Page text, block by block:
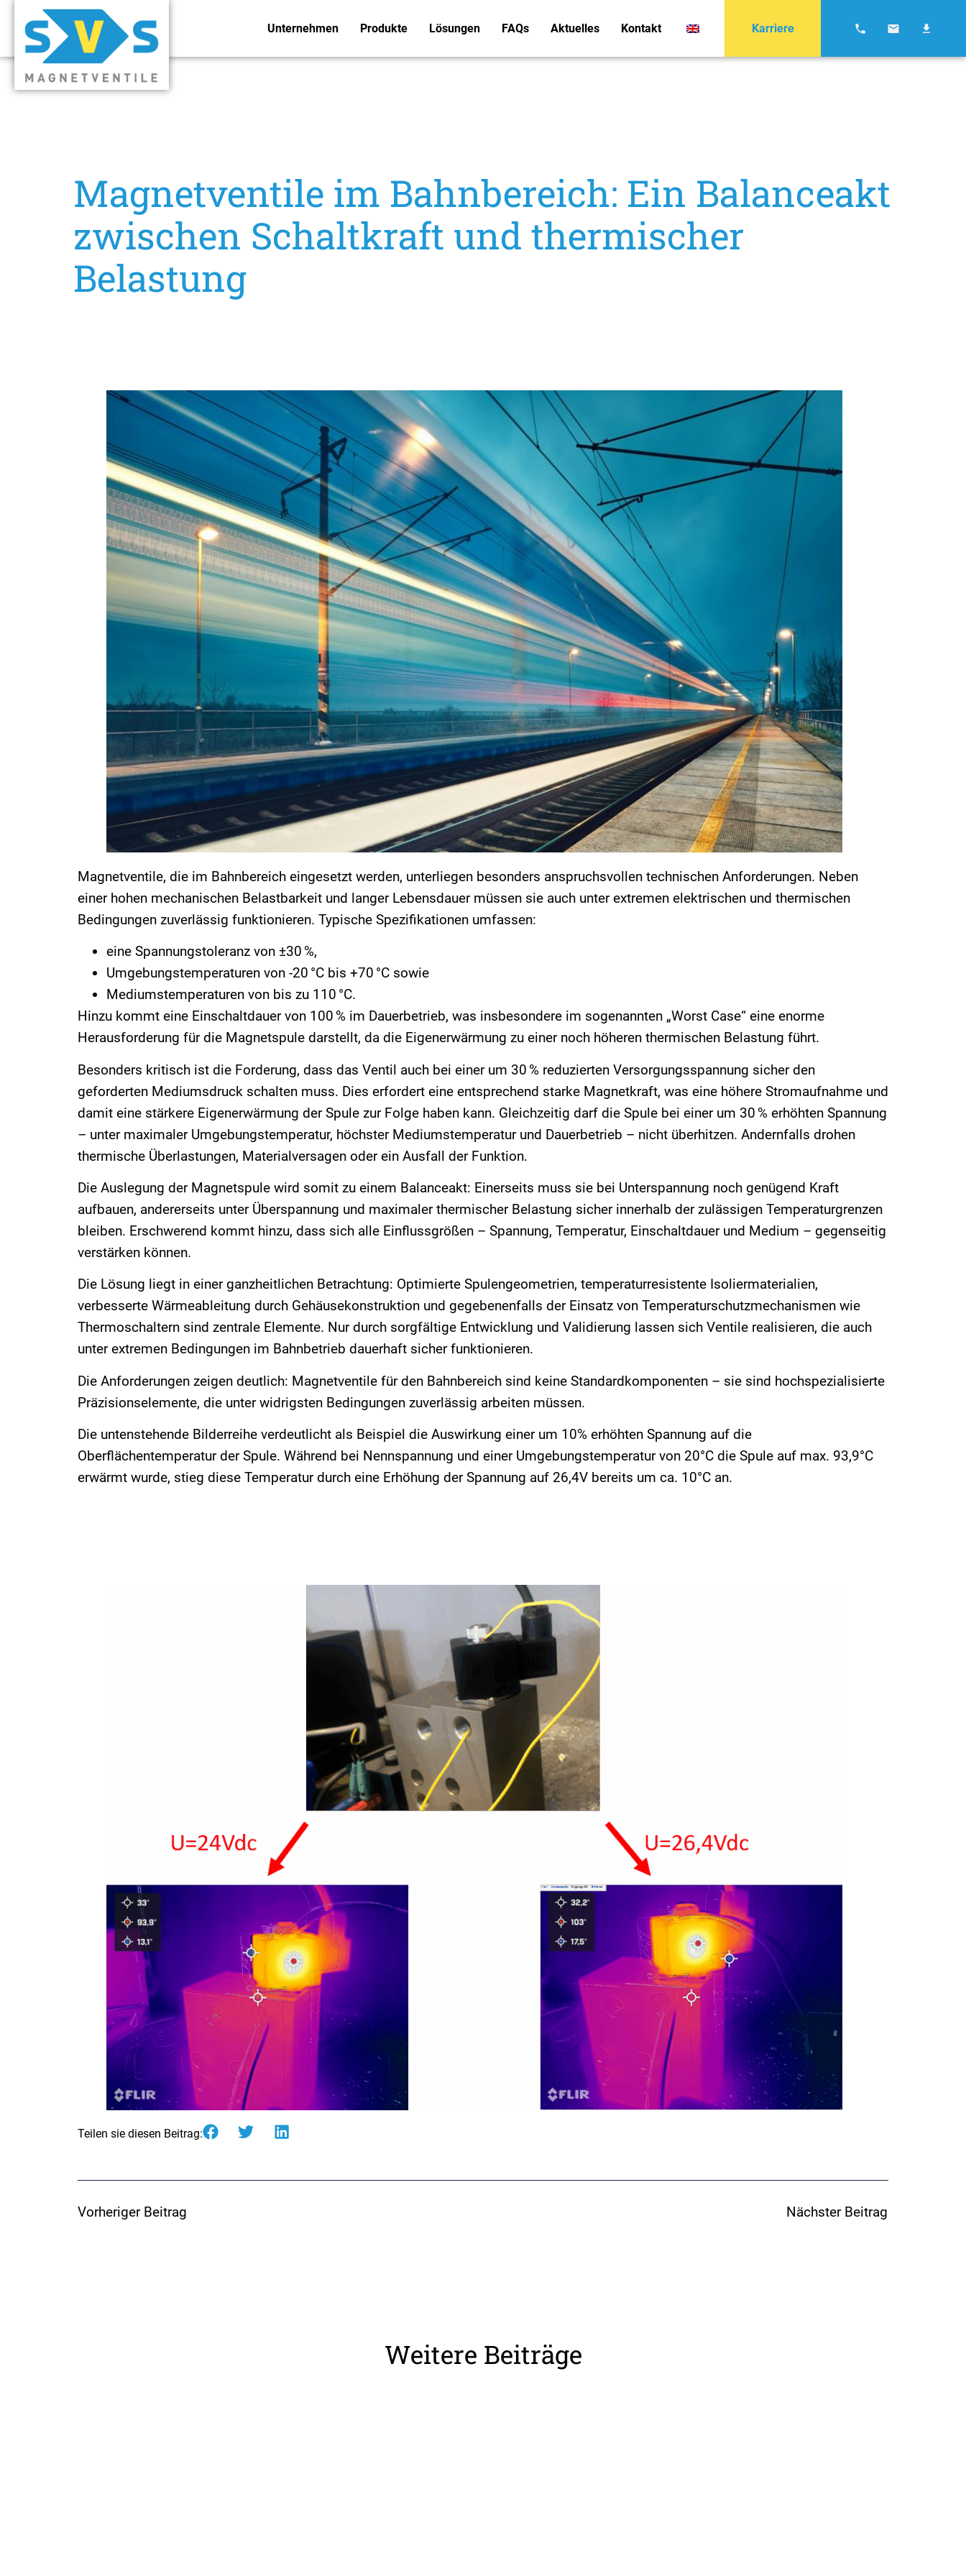
Unternehmen Produkte Lösungen FAQs Aktuelles Kontakt Karriere
Magnetventile im Bahnbereich: Ein Balanceakt
zwischen Schaltkraft und thermischer
Belastung
Magnetventile, die im Bahnbereich eingesetzt werden, unterliegen besonders anspruchsvollen technischen Anforderungen. Neben
einer hohen mechanischen Belastbarkeit und langer Lebensdauer müssen sie auch unter extremen elektrischen und thermischen
Bedingungen zuverlässig funktionieren. Typische Spezifikationen umfassen:
eine Spannungstoleranz von ±30 %,
Umgebungstemperaturen von -20 °C bis +70 °C sowie
Mediumstemperaturen von bis zu 110 °C.
Hinzu kommt eine Einschaltdauer von 100 % im Dauerbetrieb, was insbesondere im sogenannten „Worst Case“ eine enorme
Herausforderung für die Magnetspule darstellt, da die Eigenerwärmung zu einer noch höheren thermischen Belastung führt.
Besonders kritisch ist die Forderung, dass das Ventil auch bei einer um 30 % reduzierten Versorgungsspannung sicher den
geforderten Mediumsdruck schalten muss. Dies erfordert eine entsprechend starke Magnetkraft, was eine höhere Stromaufnahme und
damit eine stärkere Eigenerwärmung der Spule zur Folge haben kann. Gleichzeitig darf die Spule bei einer um 30 % erhöhten Spannung
– unter maximaler Umgebungstemperatur, höchster Mediumstemperatur und Dauerbetrieb – nicht überhitzen. Andernfalls drohen
thermische Überlastungen, Materialversagen oder ein Ausfall der Funktion.
Die Auslegung der Magnetspule wird somit zu einem Balanceakt: Einerseits muss sie bei Unterspannung noch genügend Kraft
aufbauen, andererseits unter Überspannung und maximaler thermischer Belastung sicher innerhalb der zulässigen Temperaturgrenzen
bleiben. Erschwerend kommt hinzu, dass sich alle Einflussgrößen – Spannung, Temperatur, Einschaltdauer und Medium – gegenseitig
verstärken können.
Die Lösung liegt in einer ganzheitlichen Betrachtung: Optimierte Spulengeometrien, temperaturresistente Isoliermaterialien,
verbesserte Wärmeableitung durch Gehäusekonstruktion und gegebenenfalls der Einsatz von Temperaturschutzmechanismen wie
Thermoschaltern sind zentrale Elemente. Nur durch sorgfältige Entwicklung und Validierung lassen sich Ventile realisieren, die auch
unter extremen Bedingungen im Bahnbetrieb dauerhaft sicher funktionieren.
Die Anforderungen zeigen deutlich: Magnetventile für den Bahnbereich sind keine Standardkomponenten – sie sind hochspezialisierte
Präzisionselemente, die unter widrigsten Bedingungen zuverlässig arbeiten müssen.
Die untenstehende Bilderreihe verdeutlicht als Beispiel die Auswirkung einer um 10% erhöhten Spannung auf die
Oberflächentemperatur der Spule. Während bei Nennspannung und einer Umgebungstemperatur von 20°C die Spule auf max. 93,9°C
erwärmt wurde, stieg diese Temperatur durch eine Erhöhung der Spannung auf 26,4V bereits um ca. 10°C an.
Teilen sie diesen Beitrag:
Vorheriger Beitrag Nächster Beitrag
Weitere Beiträge